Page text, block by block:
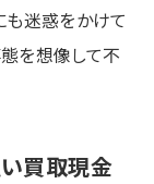
も迷惑をかけて
を想像して不
買取現金